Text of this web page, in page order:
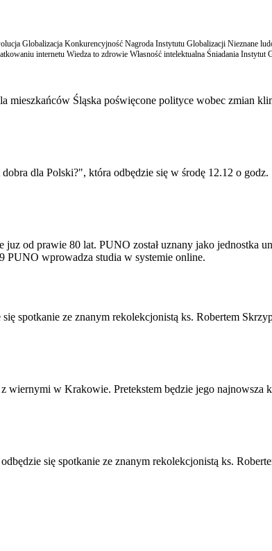
Globalizacja Konkurencyjność Nagroda Instytutu Globalizacji Nieznane
internetu Wiedza to zdrowie Własność intelektualna Śniadania Instytut
mieszkańców Śląska poświęcone polityce wobec zmian
dla Polski?", która odbędzie się w środę 12.12 o
od prawie 80 lat. PUNO został uznany jako jednostka
PUNO wprowadza studia w systemie online.
spotkanie ze znanym rekolekcjonistą ks. Robertem
w Krakowie. Pretekstem będzie jego najnowsza
się spotkanie ze znanym rekolekcjonistą ks.